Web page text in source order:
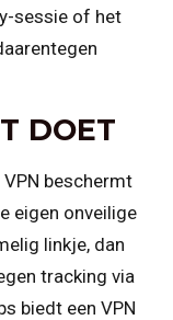
sessie of het
DOET
beschermt
eigen onveilige
linkje, dan
tracking via
biedt een VPN